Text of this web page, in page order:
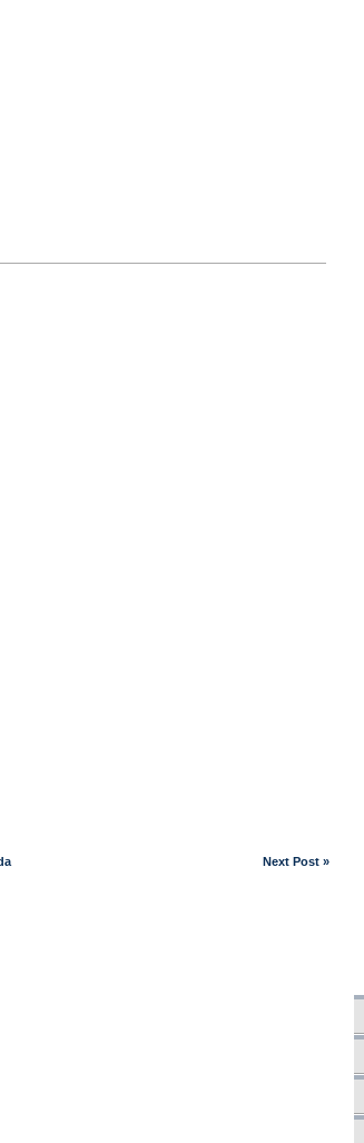
Next Post »